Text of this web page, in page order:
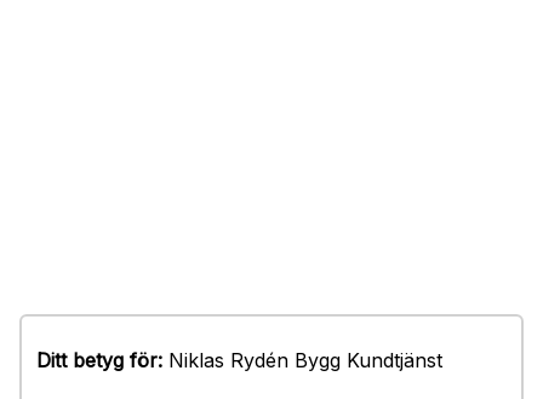
Ditt betyg för: Niklas Rydén Bygg Kundtjänst